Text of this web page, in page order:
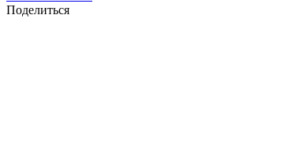
Поделиться